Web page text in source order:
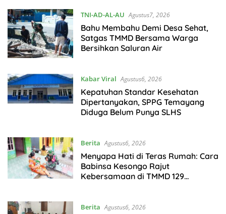
TNI-AD-AL-AU Agustus7, 2026
Bahu Membahu Demi Desa Sehat,
Satgas TMMD Bersama Warga
Bersihkan Saluran Air
Kabar Viral Agustus6, 2026
Kepatuhan Standar Kesehatan
Dipertanyakan, SPPG Temayang
Diduga Belum Punya SLHS
Berita Agustus6, 2026
Menyapa Hati di Teras Rumah: Cara
Babinsa Kesongo Rajut
Kebersamaan di TMMD 129
Berita Agustus6, 2026